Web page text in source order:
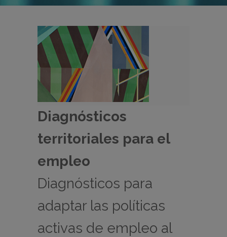
Diagnósticos
territoriales para el
empleo
Diagnósticos para
adaptar las políticas
activas de empleo al